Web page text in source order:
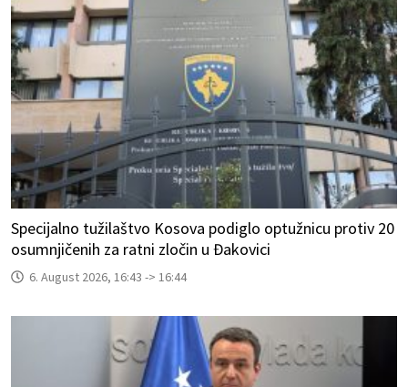
Specijalno tužilaštvo Kosova podiglo optužnicu protiv 20
osumnjičenih za ratni zločin u Đakovici
6. August 2026, 16:43 -> 16:44